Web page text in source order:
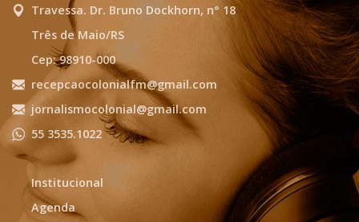
Travessa. Dr. Bruno Dockhorn, n° 18
Três de Maio/RS
Cep: 98910-000
recepcaocolonialfm@gmail.com
jornalismocolonial@gmail.com
55 3535.1022
Institucional
Agenda